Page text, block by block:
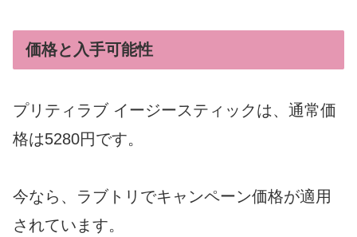
価格と入手可能性
プリティラブ イージースティックは、通常価
格は5280円です。
今なら、ラブトリでキャンペーン価格が適用
されています。